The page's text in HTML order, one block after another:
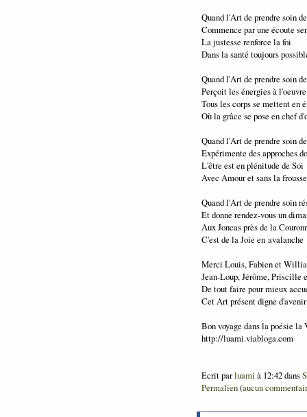
Quand l'Art de prendre soin
Commence par une écoute
La justesse renforce la foi
Dans la santé toujours
Quand l'Art de prendre soin
Perçoit les énergies à l'oeuvre
Tous les corps se mettent en
Où la grâce se pose en chef
Quand l'Art de prendre soin
Expérimente des approches
L'être est en plénitude de Soi
Avec Amour et sans la
Quand l'Art de prendre soin
Et donne rendez-vous un
Aux Joncas près de la
C'est de la Joie en avalanche
Merci Louis, Fabien et
Jean-Loup, Jérôme, Priscille
De tout faire pour mieux
Cet Art présent digne
Bon voyage dans la poésie la
http://luami.viabloga.com
Ecrit parluami à 12:42 dans
Permalien(aucun